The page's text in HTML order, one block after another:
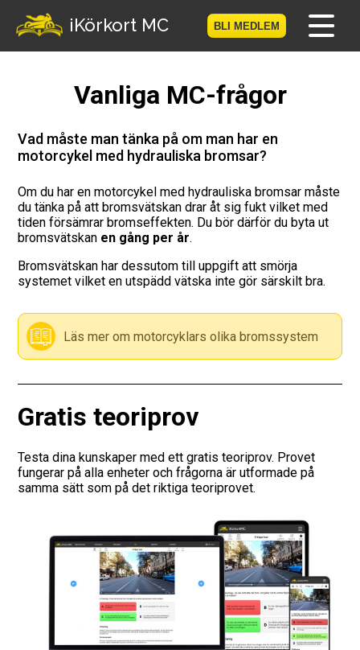
iKörkort MC BLI MEDLEM
Logga in
Prov
MC-Resan
Vägmärkesspelet
Körkortsteori
Presentkort
Vanliga MC-frågor
Vad måste man tänka på om man har en
motorcykel med hydrauliska bromsar?
Om du har en motorcykel med hydrauliska bromsar måste
du tänka på att bromsvätskan drar åt sig fukt vilket med
tiden försämrar bromseffekten. Du bör därför du byta ut
bromsvätskan en gång per år.
Bromsvätskan har dessutom till uppgift att smörja
systemet vilket en utspädd vätska inte gör särskilt bra.
Läs mer om motorcyklars olika bromssystem
Gratis teoriprov
Testa dina kunskaper med ett gratis teoriprov. Provet
fungerar på alla enheter och frågorna är utformade på
samma sätt som på det riktiga teoriprovet.